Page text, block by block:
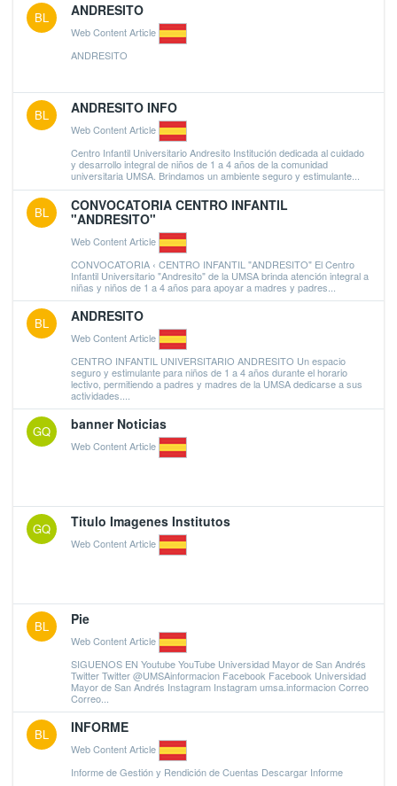
BL ANDRESITO
Web Content Article
ANDRESITO
BL ANDRESITO INFO
Web Content Article
Centro Infantil Universitario Andresito Institución dedicada al cuidado
y desarrollo integral de niños de 1 a 4 años de la comunidad
universitaria UMSA. Brindamos un ambiente seguro y estimulante...
BL
CONVOCATORIA CENTRO INFANTIL
"ANDRESITO"
Web Content Article
CONVOCATORIA ‹ CENTRO INFANTIL "ANDRESITO" El Centro
Infantil Universitario "Andresito" de la UMSA brinda atención integral a
niñas y niños de 1 a 4 años para apoyar a madres y padres...
BL ANDRESITO
Web Content Article
CENTRO INFANTIL UNIVERSITARIO ANDRESITO Un espacio
seguro y estimulante para niños de 1 a 4 años durante el horario
lectivo, permitiendo a padres y madres de la UMSA dedicarse a sus
actividades....
GQ banner Noticias
Web Content Article
GQ Titulo Imagenes Institutos
Web Content Article
BL Pie
Web Content Article
SIGUENOS EN Youtube YouTube Universidad Mayor de San Andrés
Twitter Twitter @UMSAinformacion Facebook Facebook Universidad
Mayor de San Andrés Instagram Instagram umsa.informacion Correo
Correo...
BL INFORME
Web Content Article
Informe de Gestión y Rendición de Cuentas Descargar Informe